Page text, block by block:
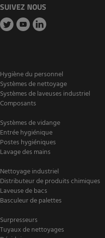
SUIVEZ NOUS
Hygiène du personnel
Systèmes de nettoyage
Systèmes de laveuses industriel
Composants
Systèmes de vidange
Entrée hygiénique
Postes hygiéniques
Lavage des mains
Nettoyage industriel
Distributeur de produits chimiques
Laveuse de bacs
Basculeur de palettes
Surpresseurs
Tuyaux de nettoyages